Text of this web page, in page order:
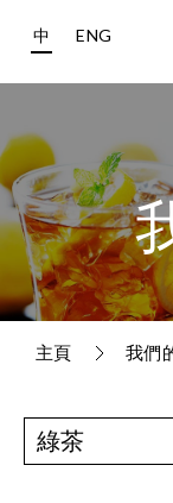
ENG
中
主頁 我們